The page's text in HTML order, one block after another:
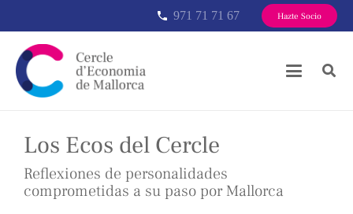
phone 971 71 71 67 Hazte Socio
Los Ecos del Cercle
Reflexiones de personalidades
comprometidas a su paso por Mallorca